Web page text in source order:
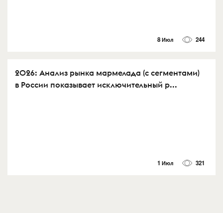
8 Июл 244
2026: Анализ рынка мармелада (с сегментами)
в России показывает исключительный р...
1 Июл 321